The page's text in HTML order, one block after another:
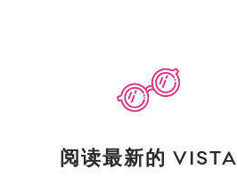
阅读最新的 VISTA